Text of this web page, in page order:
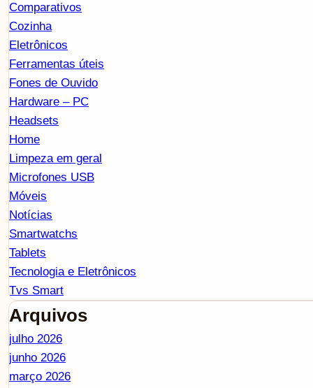
Comparativos
Cozinha
Eletrônicos
Ferramentas úteis
Fones de Ouvido
Hardware – PC
Headsets
Home
Limpeza em geral
Microfones USB
Móveis
Notícias
Smartwatchs
Tablets
Tecnologia e Eletrônicos
Tvs Smart
Arquivos
julho 2026
junho 2026
março 2026